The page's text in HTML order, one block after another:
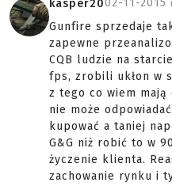
kasper2002-11-2015
Gunfire sprzedaje
zapewne
CQB ludzie na
fps, zrobili ukłon w
z tego co wiem mają
nie może
kupować a taniej
G&G niż robić to w
życzenie klienta.
zachowanie rynku i